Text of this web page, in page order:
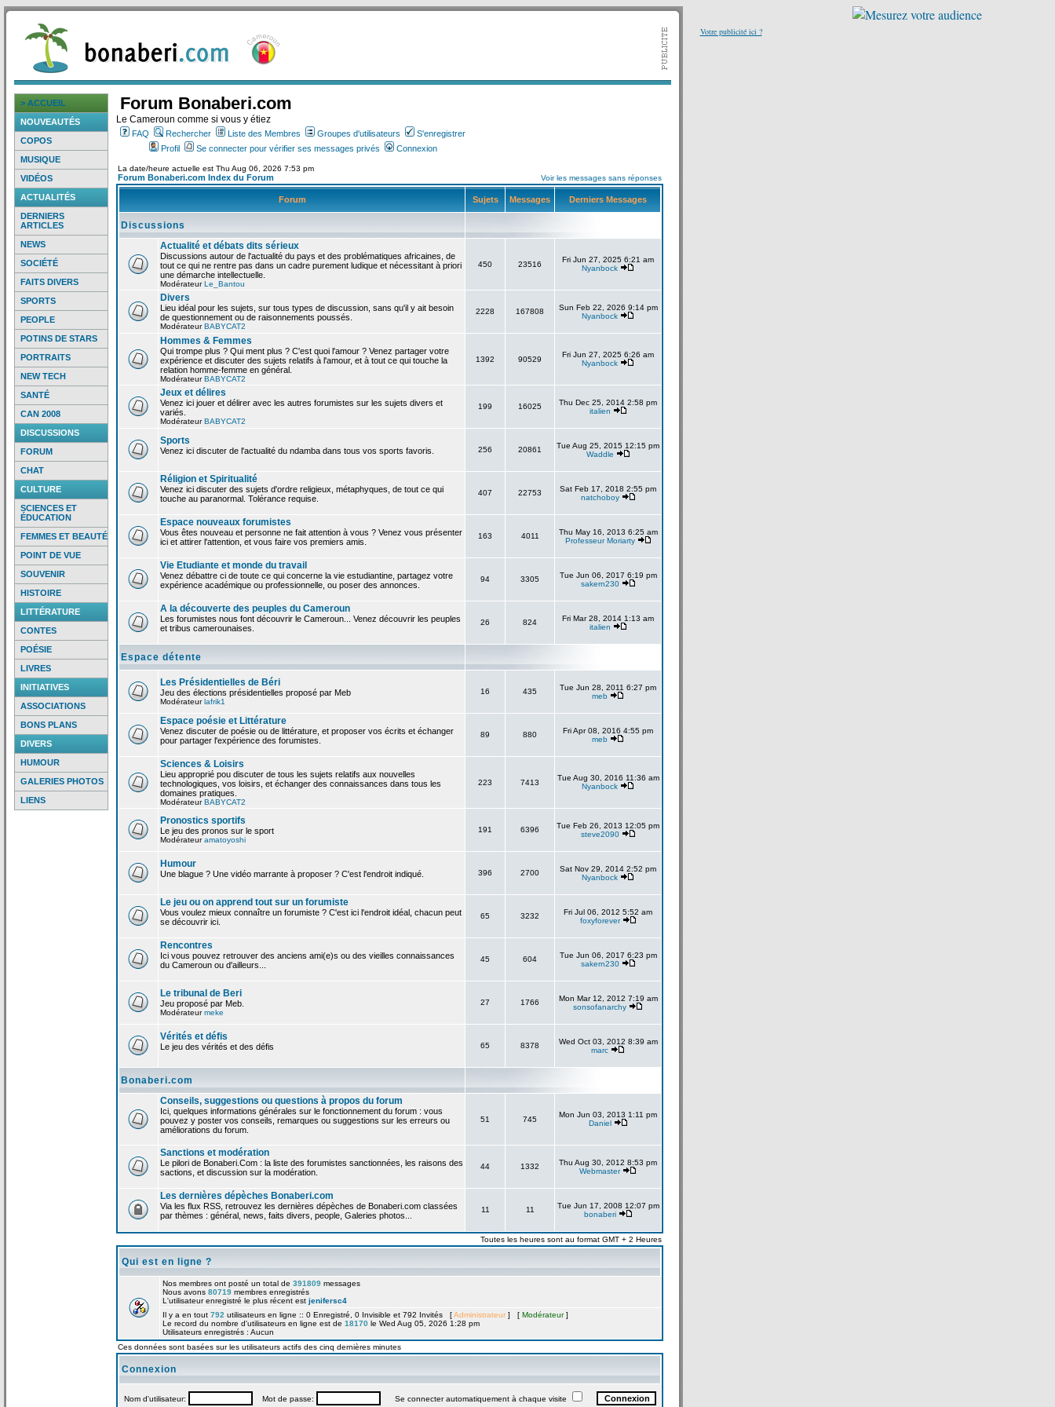
> ACCUEIL
NOUVEAUTÉS
COPOS
MUSIQUE
VIDÉOS
ACTUALITÉS
DERNIERS
ARTICLES
NEWS
SOCIÉTÉ
FAITS DIVERS
SPORTS
PEOPLE
POTINS DE STARS
PORTRAITS
NEW TECH
SANTÉ
CAN 2008
DISCUSSIONS
FORUM
CHAT
CULTURE
SCIENCES ET
ÉDUCATION
FEMMES ET BEAUTÉ
POINT DE VUE
SOUVENIR
HISTOIRE
LITTÉRATURE
CONTES
POÉSIE
LIVRES
INITIATIVES
ASSOCIATIONS
BONS PLANS
DIVERS
HUMOUR
GALERIES PHOTOS
LIENS
Forum Bonaberi.com
Le Cameroun comme si vous y étiez
FAQ Rechercher Liste des Membres Groupes d'utilisateurs
S'enregistrer
Profil
Se connecter pour vérifier ses messages privés Connexion
La date/heure actuelle est Thu Aug 06, 2026 7:53 pm
Forum Bonaberi.com Index du Forum Voir les messages sans réponses
Forum Sujets Messages Derniers Messages
Discussions
Actualité et débats dits sérieux
Discussions autour de l'actualité du pays et des problématiques africaines, de
tout ce qui ne rentre pas dans un cadre purement ludique et nécessitant à priori
une démarche intellectuelle.
ModérateurLe_Bantou
450 23516
Fri Jun 27, 2025 6:21 am
Nyanbock
Divers
Lieu idéal pour les sujets, sur tous types de discussion, sans qu'il y ait besoin
de questionnement ou de raisonnements poussés.
ModérateurBABYCAT2
2228 167808
Sun Feb 22, 2026 9:14 pm
Nyanbock
Hommes & Femmes
Qui trompe plus ? Qui ment plus ? C'est quoi l'amour ? Venez partager votre
expérience et discuter des sujets relatifs à l'amour, et à tout ce qui touche la
relation homme-femme en général.
ModérateurBABYCAT2
1392 90529
Fri Jun 27, 2025 6:26 am
Nyanbock
Jeux et délires
Venez ici jouer et délirer avec les autres forumistes sur les sujets divers et
variés.
ModérateurBABYCAT2
199 16025
Thu Dec 25, 2014 2:58 pm
italien
Sports
Venez ici discuter de l'actualité du ndamba dans tous vos sports favoris. 256 20861
Tue Aug 25, 2015 12:15 pm
Waddle
Réligion et Spiritualité
Venez ici discuter des sujets d'ordre religieux, métaphyques, de tout ce qui
touche au paranormal. Tolérance requise.
407 22753
Sat Feb 17, 2018 2:55 pm
natchoboy
Espace nouveaux forumistes
Vous êtes nouveau et personne ne fait attention à vous ? Venez vous présenter
ici et attirer l'attention, et vous faire vos premiers amis.
163 4011
Thu May 16, 2013 6:25 am
Professeur Moriarty
Vie Etudiante et monde du travail
Venez débattre ci de toute ce qui concerne la vie estudiantine, partagez votre
expérience académique ou professionnelle, ou poser des annonces.
94 3305
Tue Jun 06, 2017 6:19 pm
sakern230
A la découverte des peuples du Cameroun
Les forumistes nous font découvrir le Cameroun... Venez découvrir les peuples
et tribus camerounaises.
26 824
Fri Mar 28, 2014 1:13 am
italien
Espace détente
Les Présidentielles de Béri
Jeu des élections présidentielles proposé par Meb
Modérateurlafrik1
16 435
Tue Jun 28, 2011 6:27 pm
meb
Espace poésie et Littérature
Venez discuter de poésie ou de littérature, et proposer vos écrits et échanger
pour partager l'expérience des forumistes.
89 880
Fri Apr 08, 2016 4:55 pm
meb
Sciences & Loisirs
Lieu approprié pou discuter de tous les sujets relatifs aux nouvelles
technologiques, vos loisirs, et échanger des connaissances dans tous les
domaines pratiques.
ModérateurBABYCAT2
223 7413
Tue Aug 30, 2016 11:36 am
Nyanbock
Pronostics sportifs
Le jeu des pronos sur le sport
Modérateuramatoyoshi
191 6396
Tue Feb 26, 2013 12:05 pm
steve2090
Humour
Une blague ? Une vidéo marrante à proposer ? C'est l'endroit indiqué. 396 2700
Sat Nov 29, 2014 2:52 pm
Nyanbock
Le jeu ou on apprend tout sur un forumiste
Vous voulez mieux connaître un forumiste ? C'est ici l'endroit idéal, chacun peut
se découvrir ici.
65 3232
Fri Jul 06, 2012 5:52 am
foxyforever
Rencontres
Ici vous pouvez retrouver des anciens ami(e)s ou des vieilles connaissances
du Cameroun ou d'ailleurs...
45 604
Tue Jun 06, 2017 6:23 pm
sakern230
Le tribunal de Beri
Jeu proposé par Meb.
Modérateurmeke
27 1766
Mon Mar 12, 2012 7:19 am
sonsofanarchy
Vérités et défis
Le jeu des vérités et des défis 65 8378
Wed Oct 03, 2012 8:39 am
marc
Bonaberi.com
Conseils, suggestions ou questions à propos du forum
Ici, quelques informations générales sur le fonctionnement du forum : vous
pouvez y poster vos conseils, remarques ou suggestions sur les erreurs ou
améliorations du forum.
51 745
Mon Jun 03, 2013 1:11 pm
Daniel
Sanctions et modération
Le pilori de Bonaberi.Com : la liste des forumistes sanctionnées, les raisons des
sactions, et discussion sur la modération.
44 1332
Thu Aug 30, 2012 8:53 pm
Webmaster
Les dernières dépèches Bonaberi.com
Via les flux RSS, retrouvez les dernières dépèches de Bonaberi.com classées
par thèmes : général, news, faits divers, people, Galeries photos...
11 11
Tue Jun 17, 2008 12:07 pm
bonaberi
Toutes les heures sont au format GMT + 2 Heures
Qui est en ligne ?
Nos membres ont posté un total de 391809 messages
Nous avons 80719 membres enregistrés
L'utilisateur enregistré le plus récent est jenifersc4
Il y a en tout 792 utilisateurs en ligne :: 0 Enregistré, 0 Invisible et 792 Invités [Administrateur ] [ Modérateur]
Le record du nombre d'utilisateurs en ligne est de 18170 le Wed Aug 05, 2026 1:28 pm
Utilisateurs enregistrés : Aucun
Ces données sont basées sur les utilisateurs actifs des cinq dernières minutes
Connexion
Nom d'utilisateur: Mot de passe: Se connecter automatiquement à chaque visite
Votre publicité ici ?